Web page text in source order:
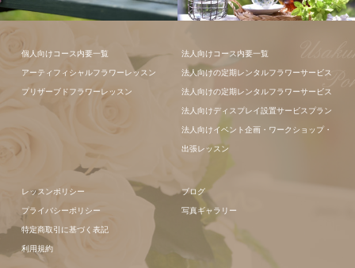
ギャラリー全
ト
個人向けコース内要一覧
アーティフィシャルフラワーレッスン
プリザーブドフラワーレッスン
法人向けコース内要一覧
法人向けの定期レンタルフラワーサービス
法人向けの定期レンタルフラワーサービス
法人向けディスプレイ設置サービスプラン
法人向けイベント企画・ワークショップ・
出張レッスン
レッスンポリシー
プライバシーポリシー
特定商取引に基づく表記
利用規約
ブログ
写真ギャラリー